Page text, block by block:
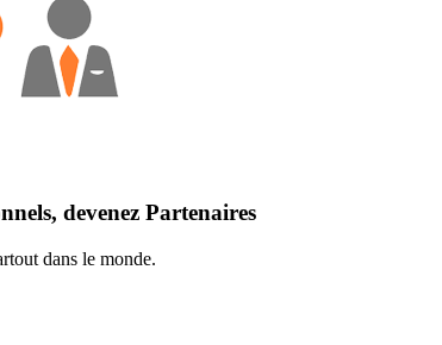
devenez Partenaires
dans le monde.